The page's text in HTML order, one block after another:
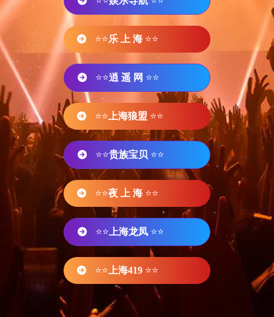
⭐⭐乐 上 海 ⭐⭐
⭐⭐逍 遥 网 ⭐⭐
⭐⭐ 上海狼盟 ⭐⭐
⭐⭐贵族宝贝 ⭐⭐
⭐⭐夜 上 海 ⭐⭐
⭐⭐ 上海龙凤 ⭐⭐
⭐⭐ 上海419 ⭐⭐